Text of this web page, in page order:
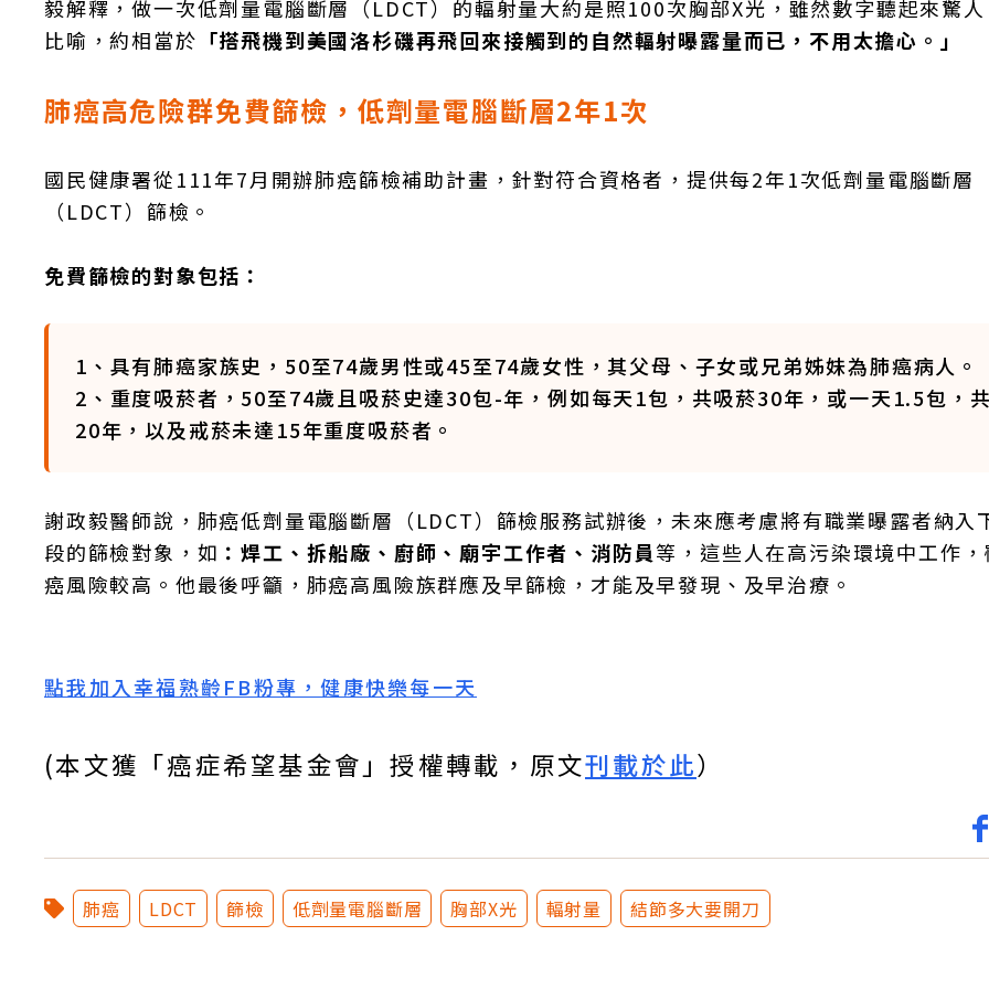
毅解釋，做一次低劑量電腦斷層（LDCT）的輻射量大約是照100次胸部X光，雖然數字聽起來驚
比喻，約相當於 「搭飛機到美國洛杉磯再飛回來接觸到的自然輻射曝露量而已，不用太擔心。」
肺癌高危險群免費篩檢，低劑量電腦斷層2年1次
國民健康署從111年7月開辦肺癌篩檢補助計畫，針對符合資格者，提供每2年1次低劑量電腦斷層
（LDCT）篩檢。
免費篩檢的對象包括：
1、具有肺癌家族史，50至74歲男性或45至74歲女性，其父母、子女或兄弟姊妹為肺癌病人。
2、重度吸菸者，50至74歲且吸菸史達30包-年，例如每天1包，共吸菸30年，或一天1.5包，
20年，以及戒菸未達15年重度吸菸者。
謝政毅醫師說，肺癌低劑量電腦斷層（LDCT）篩檢服務試辦後，未來應考慮將有職業曝露者納入
段的篩檢對象，如 ：焊工、拆船廠、廚師、廟宇工作者、消防員等，這些人在高污染環境中工作，
癌風險較高。他最後呼籲，肺癌高風險族群應及早篩檢，才能及早發現、及早治療。
點我加入幸福熟齡FB粉專，健康快樂每一天
(本文獲「癌症希望基金會」授權轉載，原文刊載於此）
肺癌 LDCT 篩檢 低劑量電腦斷層 胸部X光 輻射量 結節多大要開刀